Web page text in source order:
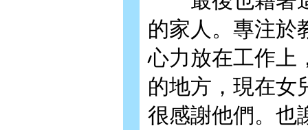
的家人。專注於
心力放在工作上
的地方，現在女
很感謝他們。也